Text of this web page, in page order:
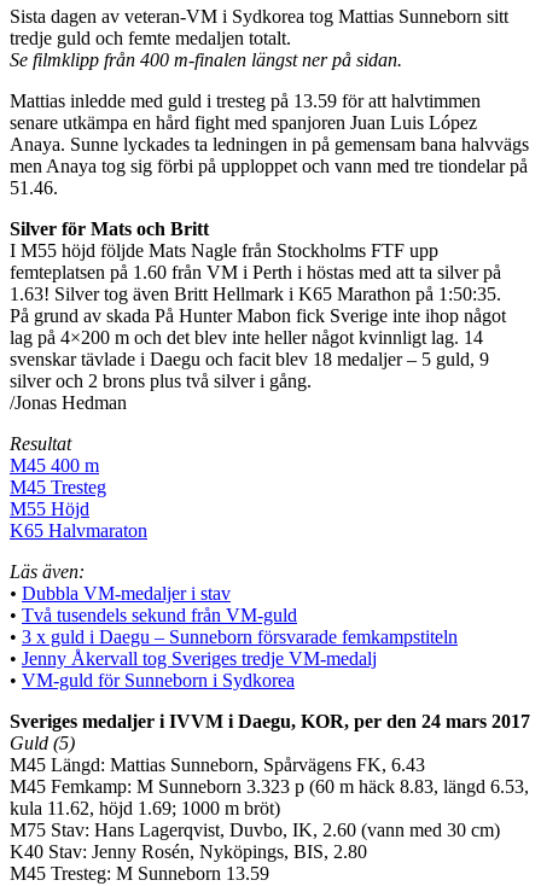
Sista dagen av veteran-VM i Sydkorea tog Mattias Sunneborn sitt
tredje guld och femte medaljen totalt.
Se filmklipp från 400 m-finalen längst ner på sidan.
Mattias inledde med guld i tresteg på 13.59 för att halvtimmen
senare utkämpa en hård fight med spanjoren Juan Luis López
Anaya. Sunne lyckades ta ledningen in på gemensam bana halvvägs
men Anaya tog sig förbi på upploppet och vann med tre tiondelar på
51.46.
Silver för Mats och Britt
I M55 höjd följde Mats Nagle från Stockholms FTF upp
femteplatsen på 1.60 från VM i Perth i höstas med att ta silver på
1.63! Silver tog även Britt Hellmark i K65 Marathon på 1:50:35.
På grund av skada På Hunter Mabon fick Sverige inte ihop något
lag på 4×200 m och det blev inte heller något kvinnligt lag. 14
svenskar tävlade i Daegu och facit blev 18 medaljer – 5 guld, 9
silver och 2 brons plus två silver i gång.
/Jonas Hedman
Resultat
M45 400 m
M45 Tresteg
M55 Höjd
K65 Halvmaraton
Läs även:
• Dubbla VM-medaljer i stav
• Två tusendels sekund från VM-guld
• 3 x guld i Daegu – Sunneborn försvarade femkampstiteln
• Jenny Åkervall tog Sveriges tredje VM-medalj
• VM-guld för Sunneborn i Sydkorea
Sveriges medaljer i IVVM i Daegu, KOR, per den 24 mars 2017
Guld (5)
M45 Längd: Mattias Sunneborn, Spårvägens FK, 6.43
M45 Femkamp: M Sunneborn 3.323 p (60 m häck 8.83, längd 6.53,
kula 11.62, höjd 1.69; 1000 m bröt)
M75 Stav: Hans Lagerqvist, Duvbo, IK, 2.60 (vann med 30 cm)
K40 Stav: Jenny Rosén, Nyköpings, BIS, 2.80
M45 Tresteg: M Sunneborn 13.59